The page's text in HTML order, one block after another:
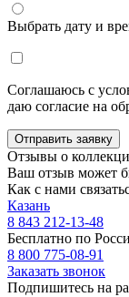
Выбрать дату и
Соглашаюсь с
даю согласие на
Отправить заявку
Отзывы о
Ваш отзыв может
Как с нами
Казань
8 843 212-13-48
Бесплатно по
8 800 775-08-91
Заказать звонок
Подпишитесь на